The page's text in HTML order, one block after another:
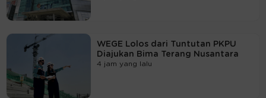
WEGE Lolos dari Tuntutan PKPU
Diajukan Bima Terang Nusantara
4 jam yang lalu